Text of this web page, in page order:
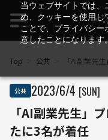
当ウェブサイトでは、
め、クッキーを使用し
ことで、プライバシ
意したことになります
Top 公共 「AI副業先
公共 2023/6/4 [SUN]
「AI副業先生」
たに3名が着任